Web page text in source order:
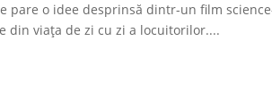
o idee desprinsă dintr-un film
din viața de zi cu zi a locuitorilor....